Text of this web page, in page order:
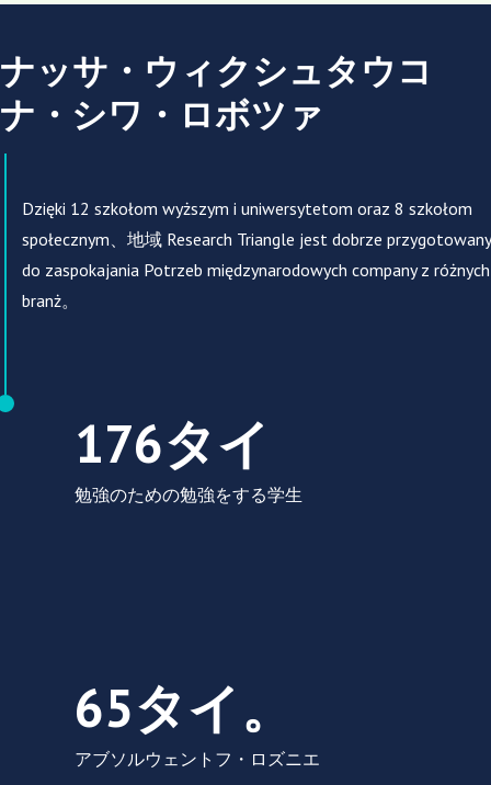
ナッサ・ウィクシュタウコ
ナ・シワ・ロボツァ
Dzięki 12 szkołom wyższym i uniwersytetom oraz 8 szkołom
społecznym、地域 Research Triangle jest dobrze przygotowany
do zaspokajania Potrzeb międzynarodowych company z różnych
branż。
176タイ
勉強のための勉強をする学生
176タイ勉強のための勉強をする学生
65タイ。
アブソルウェントフ・ロズニエ
65タイ。アブソルウェントフ・ロズニエ